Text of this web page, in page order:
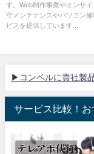
す。Web制作事業やオンサ
守メンテナンスやパソコン
ビスを提供しています...
▶コンペルに貴社製
サービス比較！